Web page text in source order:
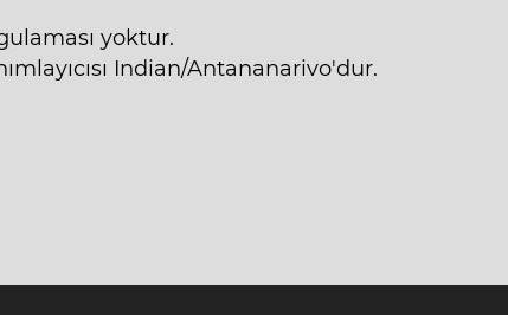
yoktur.
Indian/Antananarivo'dur.